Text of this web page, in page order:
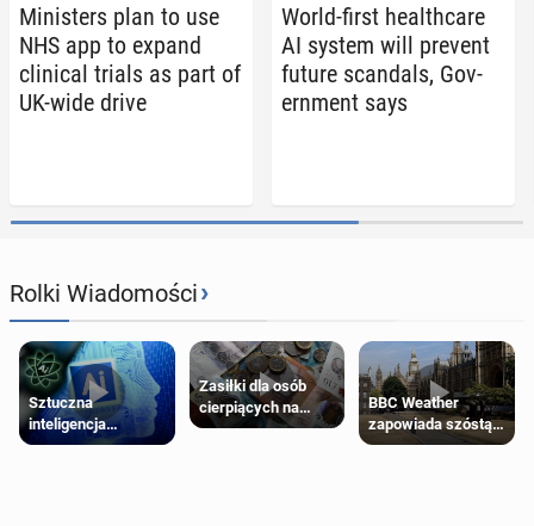
Min­is­ters plan to use
NHS app to expand
clin­i­cal trials as part of
UK-wide drive
World-first health­care
AI system will prevent
future scan­dals, Gov­
ern­ment says
Rolki Wiadomości›
Sztuczna
inteligencja
próbowała oszukać
Zasiłki dla osób
cierpiących na
schorzenia
BBC Weather
zapowiada szóstą
falę upałów w